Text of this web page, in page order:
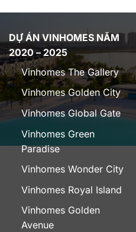
DỰ ÁN VINHOMES NĂM
2020 – 2025
Vinhomes The Gallery
Vinhomes Golden City
Vinhomes Global Gate
Vinhomes Green
Paradise
Vinhomes Wonder City
Vinhomes Royal Island
Vinhomes Golden
Avenue